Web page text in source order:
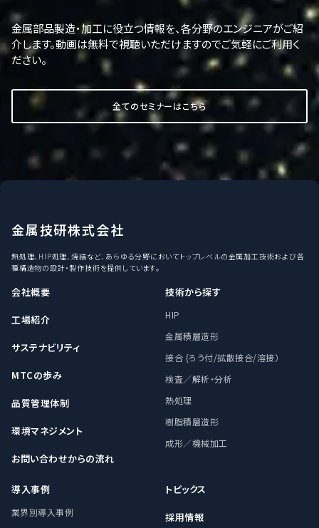
金属部品製造・加工に役立つ情報を、各分野のエンジニアがご紹
介します。動画は無料で視聴いただけますのでご気軽にご利用く
ださい。
全てのセミナーはこちら
金属技研株式会社
熱処理、HIP処理、焼結など、あらゆる分野においてトップレベルの金属加工技術および各
種構造物の設計・製作技術を提供しています。
会社概要
工場紹介
サステナビリティ
MTCの歩み
品質管理体制
環境マネジメント
お問い合わせからの流れ
技術から探す
HIP
金属積層造形
接合 (ろう付/拡散接合/溶接）
検査／解析・分析
熱処理
樹脂積層造形
成形／機械加工
導入事例
業界別導入事例
トピックス
採用情報